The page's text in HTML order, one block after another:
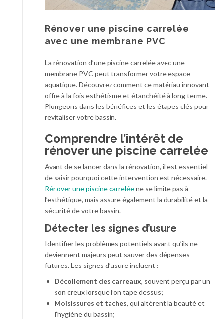
Rénover une piscine carrelée
avec une membrane PVC
La rénovation d’une piscine carrelée avec une
membrane PVC peut transformer votre espace
aquatique. Découvrez comment ce matériau innovant
offre à la fois esthétisme et étanchéité à long terme.
Plongeons dans les bénéfices et les étapes clés pour
revitaliser votre bassin.
Comprendre l’intérêt de
rénover une piscine carrelée
Avant de se lancer dans la rénovation, il est essentiel
de saisir pourquoi cette intervention est nécessaire.
Rénover une piscine carreléene se limite pas à
l’esthétique, mais assure également la durabilité et la
sécurité de votre bassin.
Détecter les signes d’usure
Identifier les problèmes potentiels avant qu’ils ne
deviennent majeurs peut sauver des dépenses
futures. Les signes d’usure incluent :
Décollement des carreaux, souvent perçu par un
son creux lorsque l’on tape dessus;
Moisissures et taches, qui altèrent la beauté et
l’hygiène du bassin;